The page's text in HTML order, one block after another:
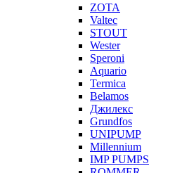
ZOTA
Valtec
STOUT
Wester
Speroni
Aquario
Termica
Belamos
Джилекс
Grundfos
UNIPUMP
Millennium
IMP PUMPS